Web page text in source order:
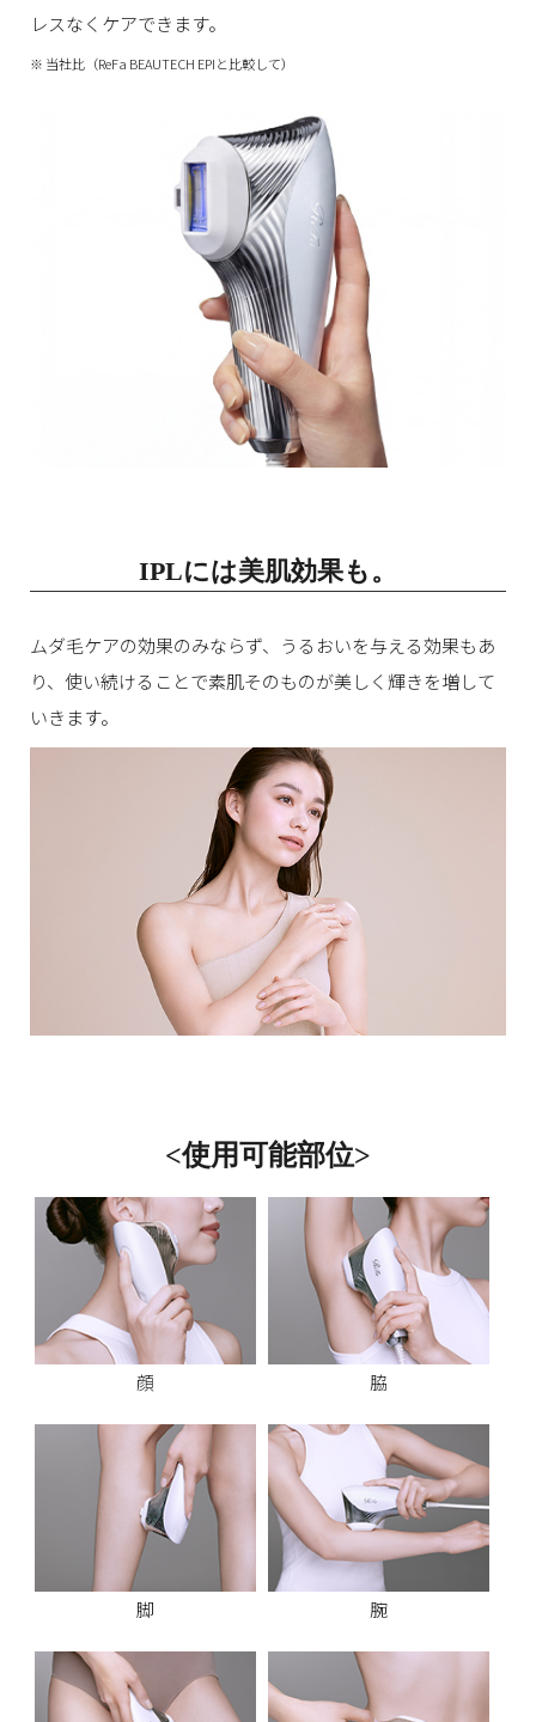
レスなくケアできます。
※ 当社比（ReFa BEAUTECH EPIと比較して）
IPLには美肌効果も。
ムダ毛ケアの効果のみならず、うるおいを与える効果もあ
り、 使い続けることで素肌そのものが美しく輝きを増して
いきます。
<使用可能部位>
顔 脇
脚 腕